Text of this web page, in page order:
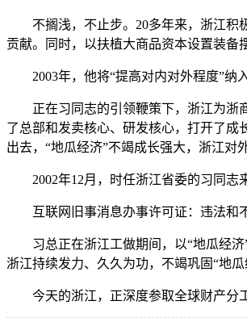
不搁浅，不止步。20多年来，浙江积极
贡献。同时，以扶植大商品资本设置装备
2003年，他将“提高对内对外程度”纳入
正在习同志的引领鞭策下，浙江为浙商
了总部和发卖核心、研发核心，打开了
出去，“地瓜经济”不竭成长强大，浙江对
2002年12月，时任浙江省委的习同志来
互联网旧事消息办事许可证：违法和不
习总正在浙江工做期间，以“地瓜经济”
浙江持续发力、久久为功，不竭巩固“地
今天的浙江，正深度参取全球财产分工